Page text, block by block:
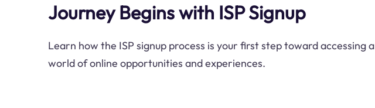
Journey Begins with ISP Signup
Learn how the ISP signup process is your first step toward accessing a
world of online opportunities and experiences.